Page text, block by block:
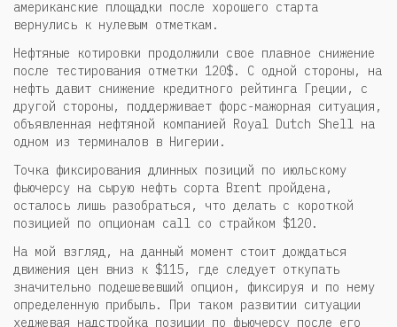
американские площадки после хорошего старта
вернулись к нулевым отметкам.
Нефтяные котировки продолжили свое плавное снижение
после тестирования отметки 120$. С одной стороны, на
нефть давит снижение кредитного рейтинга Греции, с
другой стороны, поддерживает форс-мажорная ситуация,
объявленная нефтяной компанией Royal Dutch Shell на
одном из терминалов в Нигерии.
Точка фиксирования длинных позиций по июльскому
фьючерсу на сырую нефть сорта Brent пройдена,
осталось лишь разобраться, что делать с короткой
позицией по опционам call со страйком $120.
На мой взгляд, на данный момент стоит дождаться
движения цен вниз к $115, где следует откупать
значительно подешевевший опцион, фиксируя и по нему
определенную прибыль. При таком развитии ситуации
хеджевая надстройка позиции по фьючерсу после его